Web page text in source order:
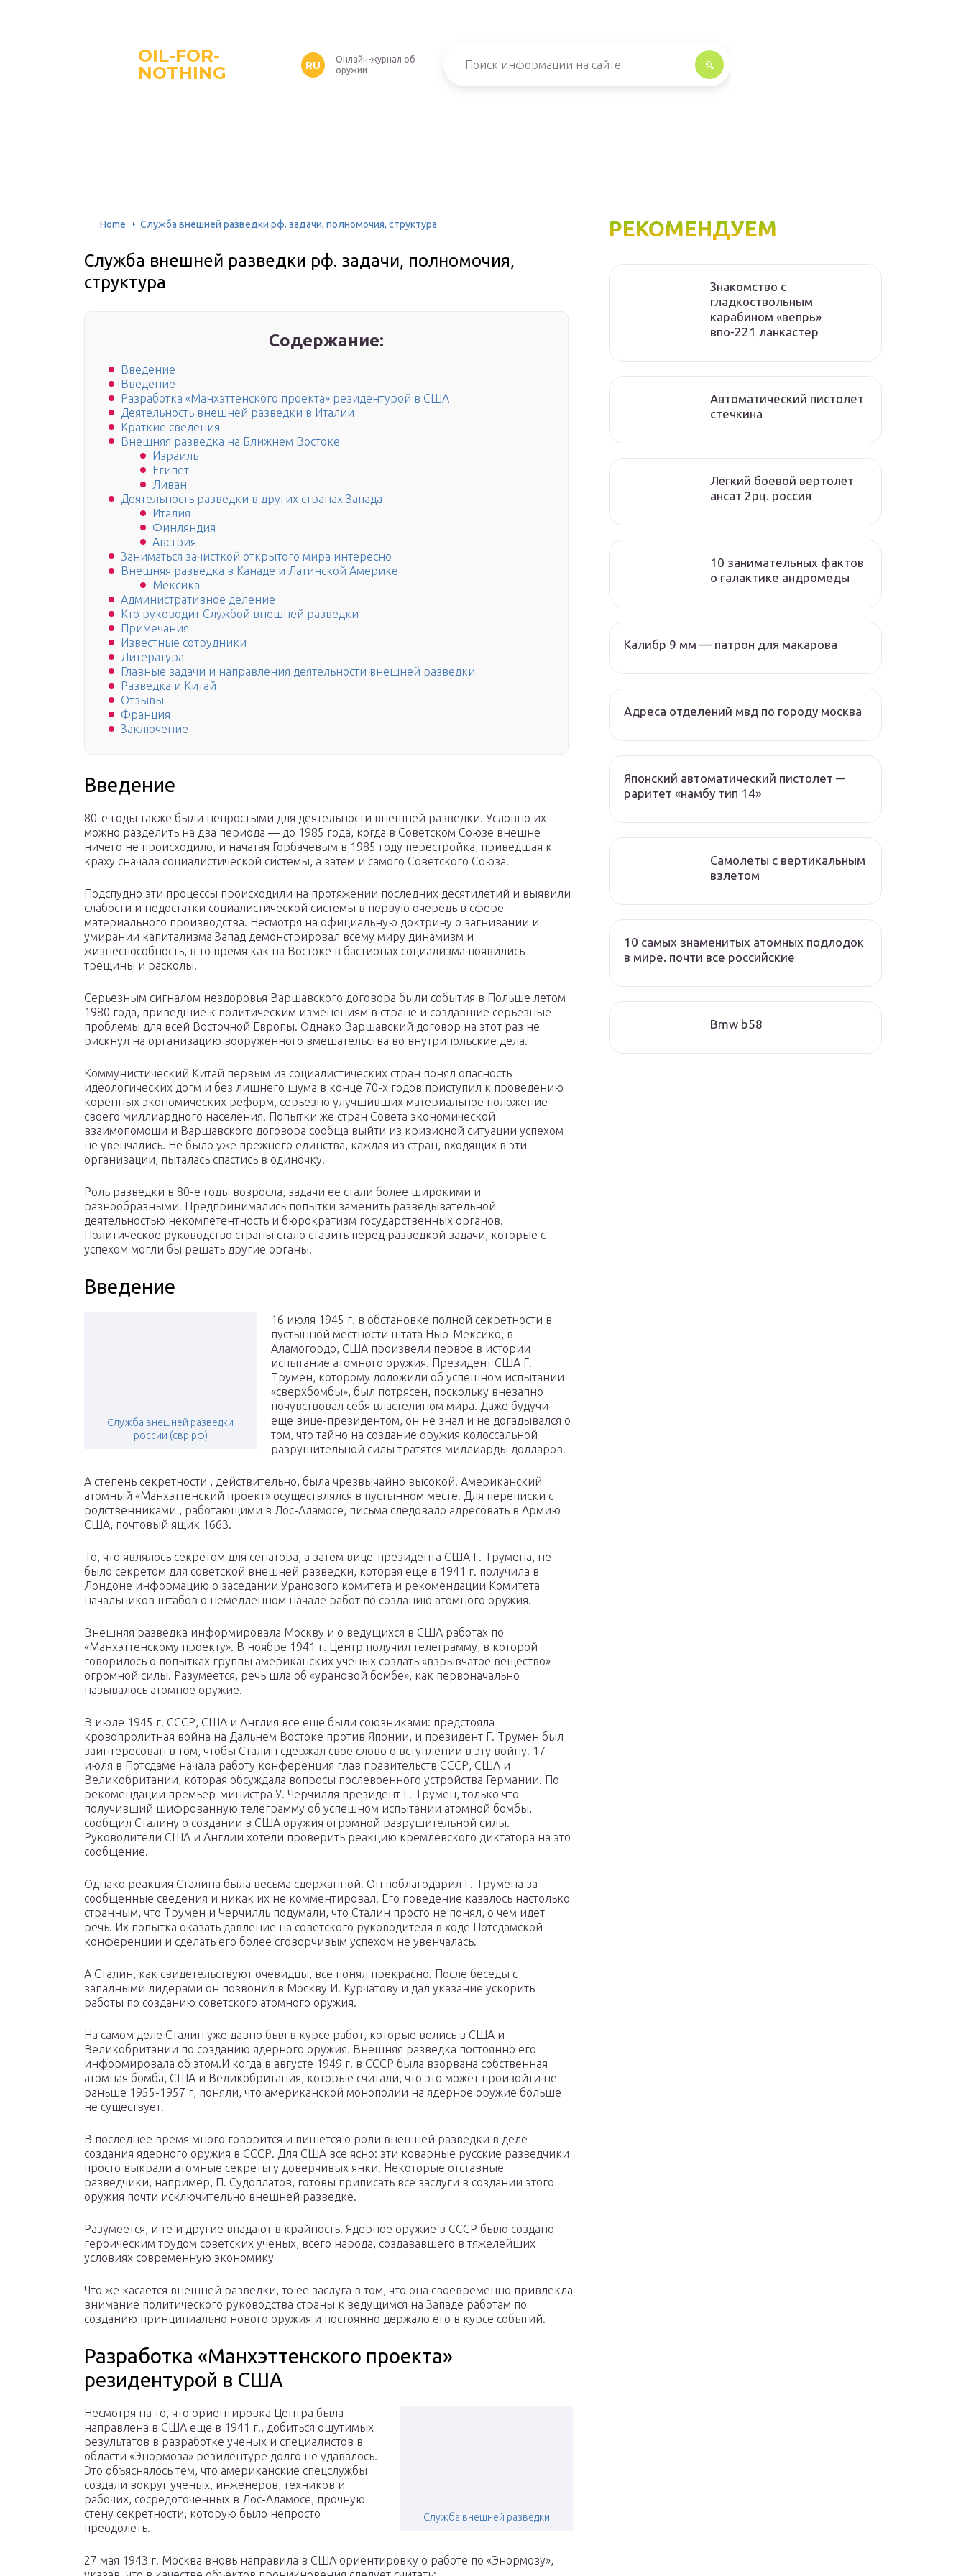
OIL-FOR-
NOTHING
RU
Онлайн-журнал об
оружии
Home Служба внешней разведки рф. задачи, полномочия, структура
Служба внешней разведки рф. задачи, полномочия,
структура
Содержание:
Введение
Введение
Разработка «Манхэттенского проекта» резидентурой в США
Деятельность внешней разведки в Италии
Краткие сведения
Внешняя разведка на Ближнем Востоке
Израиль
Египет
Ливан
Деятельность разведки в других странах Запада
Италия
Финляндия
Австрия
Заниматься зачисткой открытого мира интересно
Внешняя разведка в Канаде и Латинской Америке
Мексика
Административное деление
Кто руководит Службой внешней разведки
Примечания
Известные сотрудники
Литература
Главные задачи и направления деятельности внешней разведки
Разведка и Китай
Отзывы
Франция
Заключение
Введение
80-е годы также были непростыми для деятельности внешней разведки. Условно их
можно разделить на два периода — до 1985 года, когда в Советском Союзе внешне
ничего не происходило, и начатая Горбачевым в 1985 году перестройка, приведшая к
краху сначала социалистической системы, а затем и самого Советского Союза.
Подспудно эти процессы происходили на протяжении последних десятилетий и выявили
слабости и недостатки социалистической системы в первую очередь в сфере
материального производства. Несмотря на официальную доктрину о загнивании и
умирании капитализма Запад демонстрировал всему миру динамизм и
жизнеспособность, в то время как на Востоке в бастионах социализма появились
трещины и расколы.
Серьезным сигналом нездоровья Варшавского договора были события в Польше летом
1980 года, приведшие к политическим изменениям в стране и создавшие серьезные
проблемы для всей Восточной Европы. Однако Варшавский договор на этот раз не
рискнул на организацию вооруженного вмешательства во внутрипольские дела.
Коммунистический Китай первым из социалистических стран понял опасность
идеологических догм и без лишнего шума в конце 70-х годов приступил к проведению
коренных экономических реформ, серьезно улучшивших материальное положение
своего миллиардного населения. Попытки же стран Совета экономической
взаимопомощи и Варшавского договора сообща выйти из кризисной ситуации успехом
не увенчались. Не было уже прежнего единства, каждая из стран, входящих в эти
организации, пыталась спастись в одиночку.
Роль разведки в 80-е годы возросла, задачи ее стали более широкими и
разнообразными. Предпринимались попытки заменить разведывательной
деятельностью некомпетентность и бюрократизм государственных органов.
Политическое руководство страны стало ставить перед разведкой задачи, которые с
успехом могли бы решать другие органы.
Введение
Служба внешней разведки
россии (свр рф)
16 июля 1945 г. в обстановке полной секретности в
пустынной местности штата Нью-Мексико, в
Аламогордо, США произвели первое в истории
испытание атомного оружия. Президент США Г.
Трумен, которому доложили об успешном испытании
«сверхбомбы», был потрясен, поскольку внезапно
почувствовал себя властелином мира. Даже будучи
еще вице-президентом, он не знал и не догадывался о
том, что тайно на создание оружия колоссальной
разрушительной силы тратятся миллиарды долларов.
А степень секретности , действительно, была чрезвычайно высокой. Американский
атомный «Манхэттенский проект» осуществлялся в пустынном месте. Для переписки с
родственниками , работающими в Лос-Аламосе, письма следовало адресовать в Армию
США, почтовый ящик 1663.
То, что являлось секретом для сенатора, а затем вице-президента США Г. Трумена, не
было секретом для советской внешней разведки, которая еще в 1941 г. получила в
Лондоне информацию о заседании Уранового комитета и рекомендации Комитета
начальников штабов о немедленном начале работ по созданию атомного оружия.
Внешняя разведка информировала Москву и о ведущихся в США работах по
«Манхэттенскому проекту». В ноябре 1941 г. Центр получил телеграмму, в которой
говорилось о попытках группы американских ученых создать «взрывчатое вещество»
огромной силы. Разумеется, речь шла об «урановой бомбе», как первоначально
называлось атомное оружие.
В июле 1945 г. СССР, США и Англия все еще были союзниками: предстояла
кровопролитная война на Дальнем Востоке против Японии, и президент Г. Трумен был
заинтересован в том, чтобы Сталин сдержал свое слово о вступлении в эту войну. 17
июля в Потсдаме начала работу конференция глав правительств СССР, США и
Великобритании, которая обсуждала вопросы послевоенного устройства Германии. По
рекомендации премьер-министра У. Черчилля президент Г. Трумен, только что
получивший шифрованную телеграмму об успешном испытании атомной бомбы,
сообщил Сталину о создании в США оружия огромной разрушительной силы.
Руководители США и Англии хотели проверить реакцию кремлевского диктатора на это
сообщение.
Однако реакция Сталина была весьма сдержанной. Он поблагодарил Г. Трумена за
сообщенные сведения и никак их не комментировал. Его поведение казалось настолько
странным, что Трумен и Черчилль подумали, что Сталин просто не понял, о чем идет
речь. Их попытка оказать давление на советского руководителя в ходе Потсдамской
конференции и сделать его более сговорчивым успехом не увенчалась.
А Сталин, как свидетельствуют очевидцы, все понял прекрасно. После беседы с
западными лидерами он позвонил в Москву И. Курчатову и дал указание ускорить
работы по созданию советского атомного оружия.
На самом деле Сталин уже давно был в курсе работ, которые велись в США и
Великобритании по созданию ядерного оружия. Внешняя разведка постоянно его
информировала об этом.И когда в августе 1949 г. в СССР была взорвана собственная
атомная бомба, США и Великобритания, которые считали, что это может произойти не
раньше 1955-1957 г, поняли, что американской монополии на ядерное оружие больше
не существует.
В последнее время много говорится и пишется о роли внешней разведки в деле
создания ядерного оружия в СССР. Для США все ясно: эти коварные русские разведчики
просто выкрали атомные секреты у доверчивых янки. Некоторые отставные
разведчики, например, П. Судоплатов, готовы приписать все заслуги в создании этого
оружия почти исключительно внешней разведке.
Разумеется, и те и другие впадают в крайность. Ядерное оружие в СССР было создано
героическим трудом советских ученых, всего народа, создававшего в тяжелейших
условиях современную экономику
Что же касается внешней разведки, то ее заслуга в том, что она своевременно привлекла
внимание политического руководства страны к ведущимся на Западе работам по
созданию принципиально нового оружия и постоянно держало его в курсе событий.
Разработка «Манхэттенского проекта»
резидентурой в США
Служба внешней разведки
Несмотря на то, что ориентировка Центра была
направлена в США еще в 1941 г., добиться ощутимых
результатов в разработке ученых и специалистов в
области «Энормоза» резидентуре долго не удавалось.
Это объяснялось тем, что американские спецслужбы
создали вокруг ученых, инженеров, техников и
рабочих, сосредоточенных в Лос-Аламосе, прочную
стену секретности, которую было непросто
преодолеть.
27 мая 1943 г. Москва вновь направила в США ориентировку о работе по «Энормозу»,
РЕКОМЕНДУЕМ
Знакомство с
гладкоствольным
карабином «вепрь»
впо-221 ланкастер
Автоматический пистолет
стечкина
Лёгкий боевой вертолёт
ансат 2рц. россия
10 занимательных фактов
о галактике андромеды
Калибр 9 мм — патрон для макарова
Адреса отделений мвд по городу москва
Японский автоматический пистолет ─
раритет «намбу тип 14»
Самолеты с вертикальным
взлетом
10 самых знаменитых атомных подлодок
в мире. почти все российские
Bmw b58